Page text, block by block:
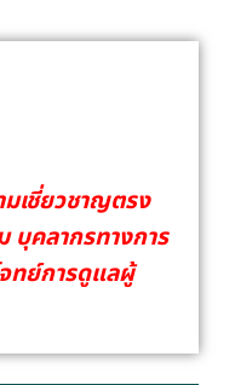
เชี่ยวชาญตรง
คลากรทางการ
ทย์การดูแลผู้